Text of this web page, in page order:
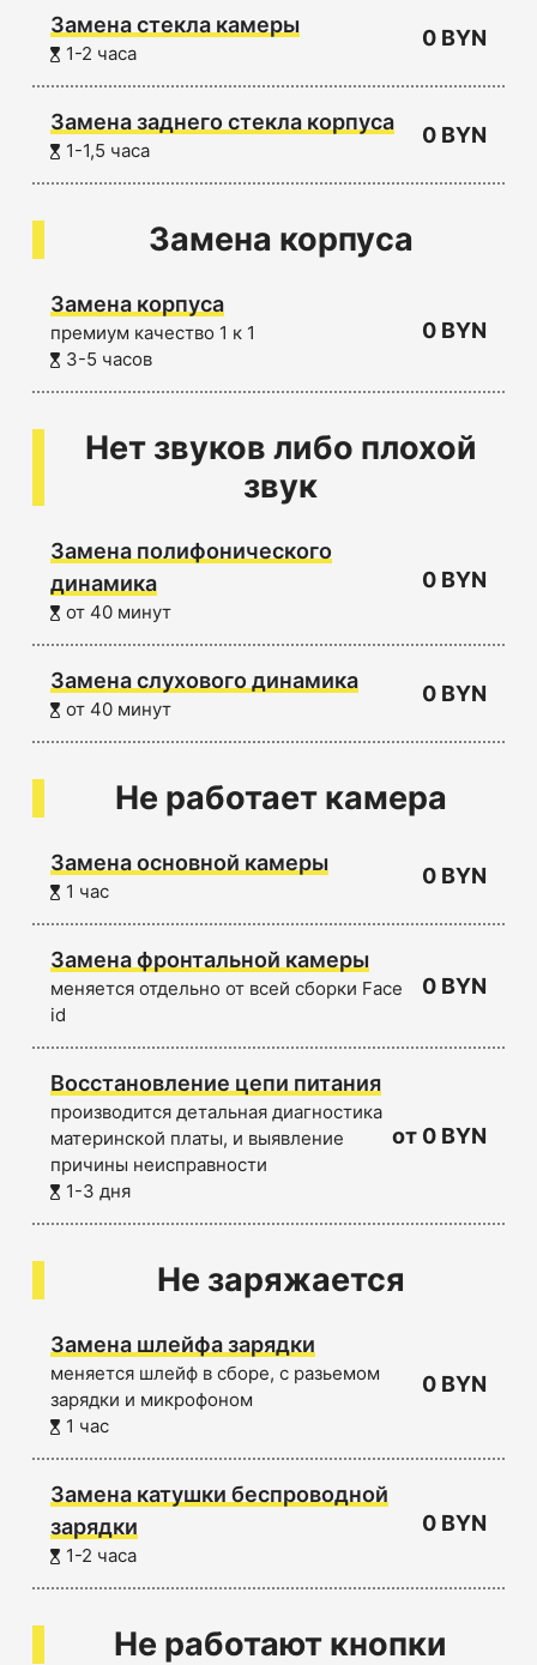
Замена стекла камеры
1-2 часа
0 BYN
Замена заднего стекла корпуса
1-1,5 часа
0 BYN
Замена корпуса
Замена корпуса
премиум качество 1 к 1
3-5 часов
0 BYN
Нет звуков либо плохой
звук
Замена полифонического
динамика
от 40 минут
0 BYN
Замена слухового динамика
от 40 минут
0 BYN
Не работает камера
Замена основной камеры
1 час
0 BYN
Замена фронтальной камеры
меняется отдельно от всей сборки Face
id
0 BYN
Восстановление цепи питания
производится детальная диагностика
материнской платы, и выявление
причины неисправности
1-3 дня
от 0 BYN
Не заряжается
Замена шлейфа зарядки
меняется шлейф в сборе, с разьемом
зарядки и микрофоном
1 час
0 BYN
Замена катушки беспроводной
зарядки
1-2 часа
0 BYN
Не работают кнопки